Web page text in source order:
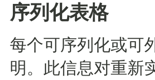
序列化表格
每个可序列化或可
明。此信息对重新